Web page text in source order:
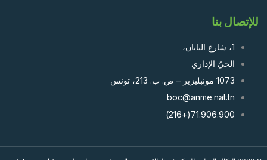
للإتصال بنا
1، شارع اليابان،
الحيّ الإداري
1073 مونبليزير – ص. ب. 213، تونس
boc@anme.nat.tn
71.906.900(+216)